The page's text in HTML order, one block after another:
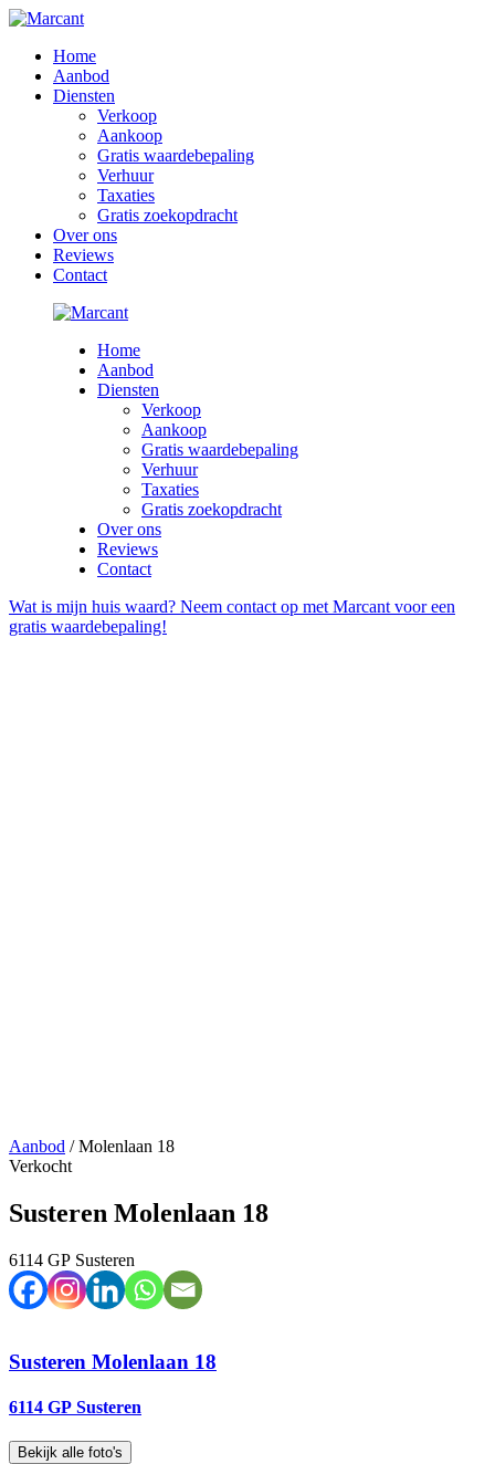
Home
Aanbod
Diensten
Verkoop
Aankoop
Gratis waardebepaling
Verhuur
Taxaties
Gratis zoekopdracht
Over ons
Reviews
Contact
Home
Aanbod
Diensten
Verkoop
Aankoop
Gratis waardebepaling
Verhuur
Taxaties
Gratis zoekopdracht
Over ons
Reviews
Contact
Wat is mijn huis waard? Neem contact op met Marcant voor een
gratis waardebepaling!
Aanbod /Molenlaan 18
Verkocht
Susteren Molenlaan 18
6114 GP Susteren
Susteren Molenlaan 18
6114 GP Susteren
Bekijk alle foto's